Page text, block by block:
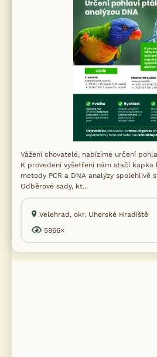
Vážení chovatelé, nabízíme určení
K provedení vyšetření nám stačí
metody PCR a DNA analýzy spolehlivě
Odběrové sady, kt...
Velehrad, okr. Uherské Hradiště
5866×